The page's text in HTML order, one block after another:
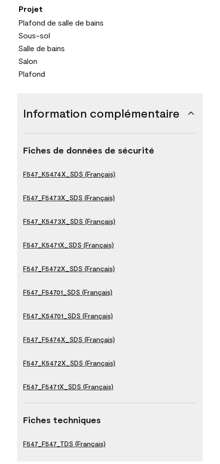
Projet
Plafond de salle de bains
Sous-sol
Salle de bains
Salon
Plafond
Information complémentaire
Fiches de données de sécurité
F547_K5474X_SDS (Français)
F547_F5473X_SDS (Français)
F547_K5473X_SDS (Français)
F547_K5471X_SDS (Français)
F547_F5472X_SDS (Français)
F547_F54701_SDS (Français)
F547_K54701_SDS (Français)
F547_F5474X_SDS (Français)
F547_K5472X_SDS (Français)
F547_F5471X_SDS (Français)
Fiches techniques
F547_F547_TDS (Français)